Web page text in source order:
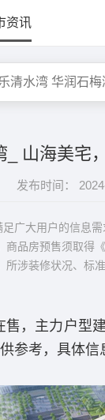
资讯
_ 山海美宅
发布时间：
大用户的信息需
商品房预售须取得
涉装修状况、标
售，主力户型
参考，具体